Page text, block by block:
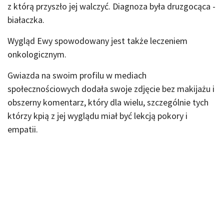
z którą przyszło jej walczyć. Diagnoza była druzgocąca -
białaczka.
Wygląd Ewy spowodowany jest także leczeniem
onkologicznym.
Gwiazda na swoim profilu w mediach
społecznościowych dodała swoje zdjęcie bez makijażu i
obszerny komentarz, który dla wielu, szczególnie tych
którzy kpią z jej wyglądu miał być lekcją pokory i
empatii.